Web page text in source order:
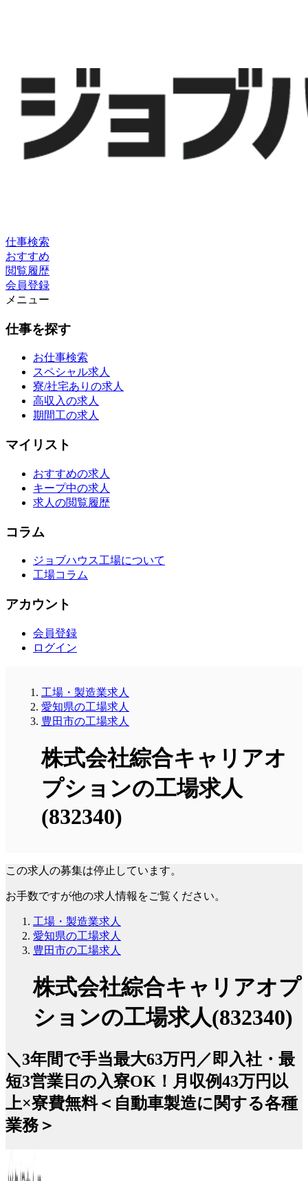
仕事検索
おすすめ
閲覧履歴
会員登録
メニュー
仕事を探す
お仕事検索
スペシャル求人
寮/社宅ありの求人
高収入の求人
期間工の求人
マイリスト
おすすめの求人
キープ中の求人
求人の閲覧履歴
コラム
ジョブハウス工場について
工場コラム
アカウント
会員登録
ログイン
工場・製造業求人
愛知県の工場求人
豊田市の工場求人
株式会社綜合キャリアオ
プションの工場求人
(832340)
この求人の募集は停止しています。
お手数ですが他の求人情報をご覧ください。
工場・製造業求人
愛知県の工場求人
豊田市の工場求人
株式会社綜合キャリアオプ
ションの工場求人(832340)
＼3年間で手当最大63万円／即入社・最
短3営業日の入寮OK！月収例43万円以
上×寮費無料＜自動車製造に関する各種
業務＞